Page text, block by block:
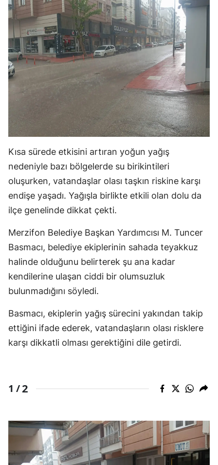
Kısa sürede etkisini artıran yoğun yağış
nedeniyle bazı bölgelerde su birikintileri
oluşurken, vatandaşlar olası taşkın riskine karşı
endişe yaşadı. Yağışla birlikte etkili olan dolu da
ilçe genelinde dikkat çekti.
Merzifon Belediye Başkan Yardımcısı M. Tuncer
Basmacı, belediye ekiplerinin sahada teyakkuz
halinde olduğunu belirterek şu ana kadar
kendilerine ulaşan ciddi bir olumsuzluk
bulunmadığını söyledi.
Basmacı, ekiplerin yağış sürecini yakından takip
ettiğini ifade ederek, vatandaşların olası risklere
karşı dikkatli olması gerektiğini dile getirdi.
1 /2